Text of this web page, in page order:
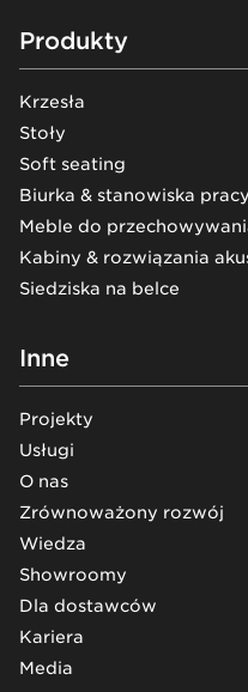
Footer
Produkty
Krzesła
Stoły
Soft seating
Biurka & stanowiska pracy
Meble do
Kabiny & rozwiązania
Siedziska na belce
Inne
Projekty
Usługi
O nas
Zrównoważony rozwój
Wiedza
Showroomy
Dla dostawców
Kariera
Media